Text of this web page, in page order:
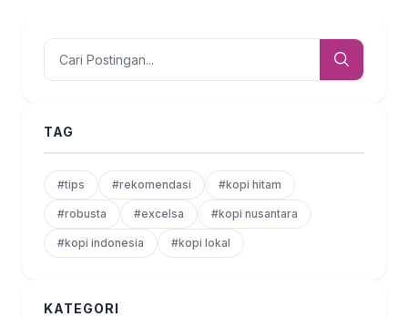
TAG
#tips #rekomendasi #kopi hitam
#robusta #excelsa #kopi nusantara
#kopi indonesia #kopi lokal
KATEGORI